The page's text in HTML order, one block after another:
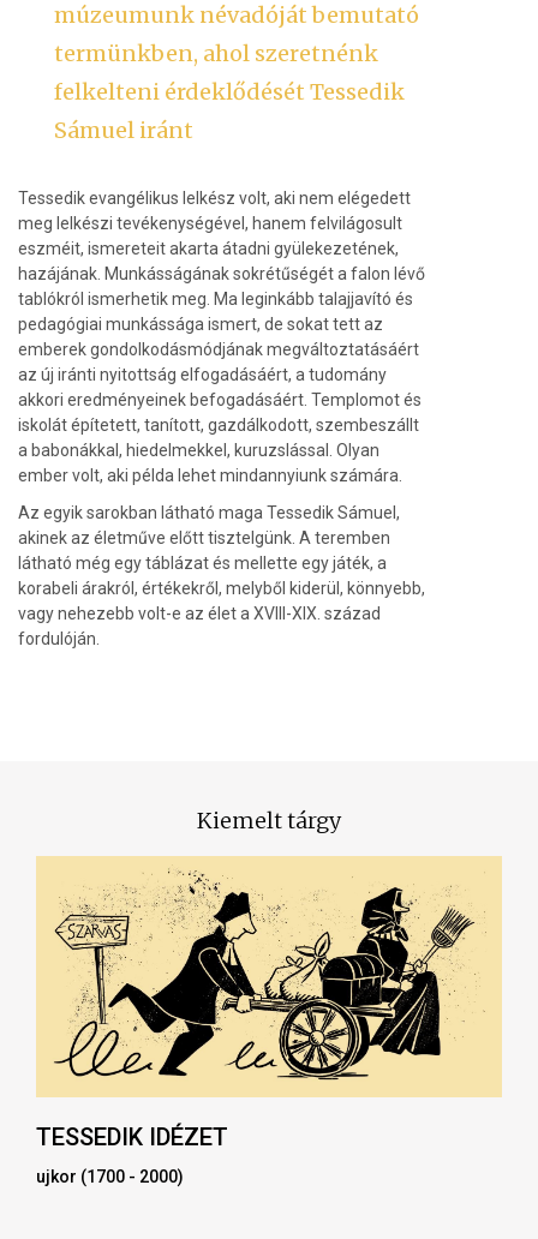
múzeumunk névadóját bemutató
termünkben, ahol szeretnénk
felkelteni érdeklődését Tessedik
Sámuel iránt
Tessedik evangélikus lelkész volt, aki nem elégedett
meg lelkészi tevékenységével, hanem felvilágosult
eszméit, ismereteit akarta átadni gyülekezetének,
hazájának. Munkásságának sokrétűségét a falon lévő
tablókról ismerhetik meg. Ma leginkább talajjavító és
pedagógiai munkássága ismert, de sokat tett az
emberek gondolkodásmódjának megváltoztatásáért
az új iránti nyitottság elfogadásáért, a tudomány
akkori eredményeinek befogadásáért. Templomot és
iskolát építetett, tanított, gazdálkodott, szembeszállt
a babonákkal, hiedelmekkel, kuruzslással. Olyan
ember volt, aki példa lehet mindannyiunk számára.
Az egyik sarokban látható maga Tessedik Sámuel,
akinek az életműve előtt tisztelgünk. A teremben
látható még egy táblázat és mellette egy játék, a
korabeli árakról, értékekről, melyből kiderül, könnyebb,
vagy nehezebb volt-e az élet a XVIII-XIX. század
fordulóján.
Kiemelt tárgy
TESSEDIK IDÉZET
ujkor (1700 - 2000)